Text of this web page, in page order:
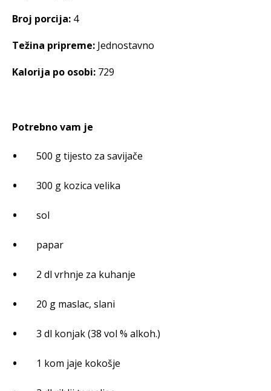
Broj porcija: 4
Težina pripreme: Jednostavno
Kalorija po osobi: 729
Potrebno vam je
500 g tijesto za savijače
300 g kozica velika
sol
papar
2 dl vrhnje za kuhanje
20 g maslac, slani
3 dl konjak (38 vol % alkoh.)
1 kom jaje kokošje